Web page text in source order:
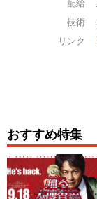
技術
リンク
おすすめ特集